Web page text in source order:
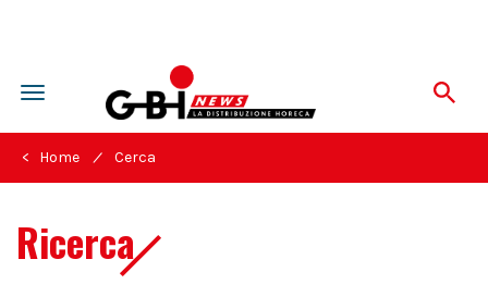
Toggle
navigation
< Home / Cerca
Ricerca